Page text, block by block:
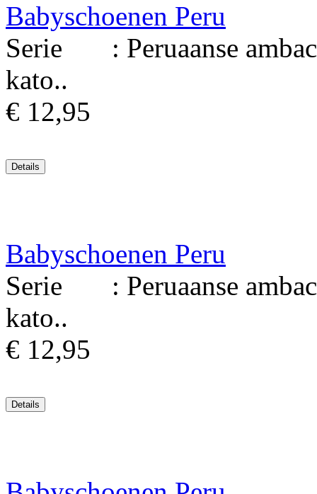
Babyschoenen Peru
Serie : Peruaanse
kato..
€ 12,95
Babyschoenen Peru
Serie : Peruaanse
kato..
€ 12,95